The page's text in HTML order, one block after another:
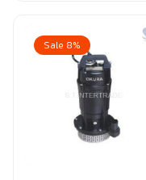
was:
49,500.00 บาท.
is:
44,550.00 บาท.
Sale 8%